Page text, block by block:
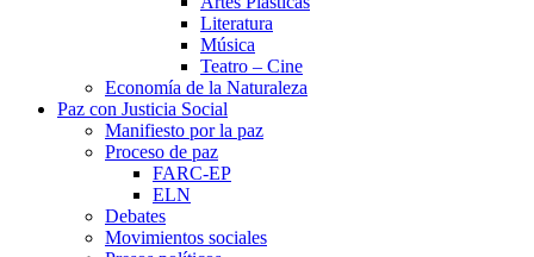
Literatura
Música
Teatro – Cine
Economía de la Naturaleza
Paz con Justicia Social
Manifiesto por la paz
Proceso de paz
FARC-EP
ELN
Debates
Movimientos sociales